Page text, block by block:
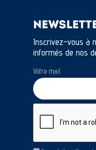
Inscrivez-vous à
informés de nos
Votre mail